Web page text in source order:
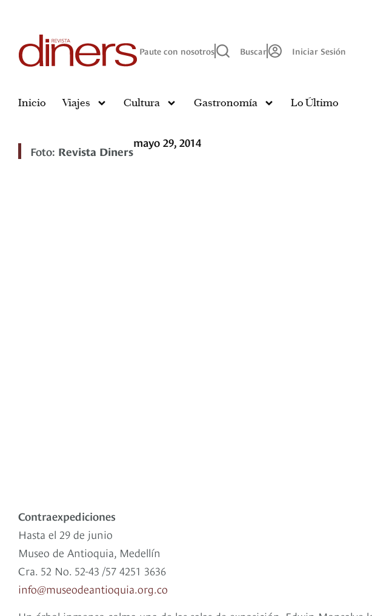
Paute con nosotros Buscar Iniciar Sesión
Inicio Viajes Cultura Gastronomía Lo Último
Foto: Revista Diners
mayo 29, 2014
Contraexpediciones
Hasta el 29 de junio
Museo de Antioquia, Medellín
Cra. 52 No. 52-43 /57 4251 3636
info@museodeantioquia.org.co